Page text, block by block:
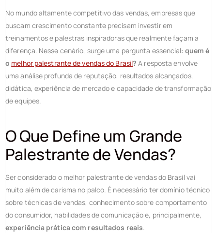
No mundo altamente competitivo das vendas, empresas que
buscam crescimento constante precisam investir em
treinamentos e palestras inspiradoras que realmente façam a
diferença. Nesse cenário, surge uma pergunta essencial: quem é
o melhor palestrante de vendas do Brasil? A resposta envolve
uma análise profunda de reputação, resultados alcançados,
didática, experiência de mercado e capacidade de transformação
de equipes.
O Que Define um Grande
Palestrante de Vendas?
Ser considerado o melhor palestrante de vendas do Brasil vai
muito além de carisma no palco. É necessário ter domínio técnico
sobre técnicas de vendas, conhecimento sobre comportamento
do consumidor, habilidades de comunicação e, principalmente,
experiência prática com resultados reais.